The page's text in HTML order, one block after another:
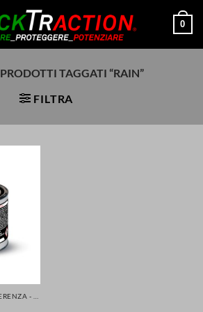
0
PRODOTTI TAGGATI “RAIN”
FILTRA